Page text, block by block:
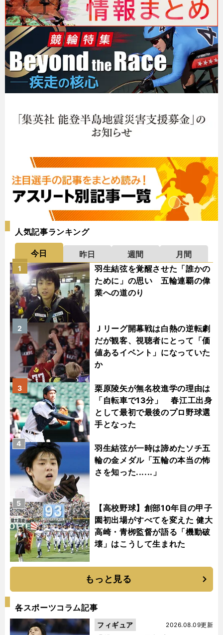
人気記事ランキング
今日 昨日 週間
月間
羽生結弦を覚醒させた「誰かの
ために」の思い 五輪連覇の偉
業への道のり
1
Ｊリーグ開幕戦は白熱の逆転劇
だが観客、視聴者にとって「価
値あるイベント」になっていた
か
2
栗原陵矢が無名校進学の理由は
「自転車で13分」 春江工出身
として最初で最後のプロ野球選
手となった
3
羽生結弦が一時は諦めたソチ五
輪の金メダル「五輪の本当の怖
さを知った......」
4
【高校野球】創部10年目の甲子
園初出場がすべてを変えた 健大
高崎・青栁監督が語る「機動破
壊」はこうして生まれた
5
もっと見る
各スポーツコラム記事
2026.08.09更新
フィギュア